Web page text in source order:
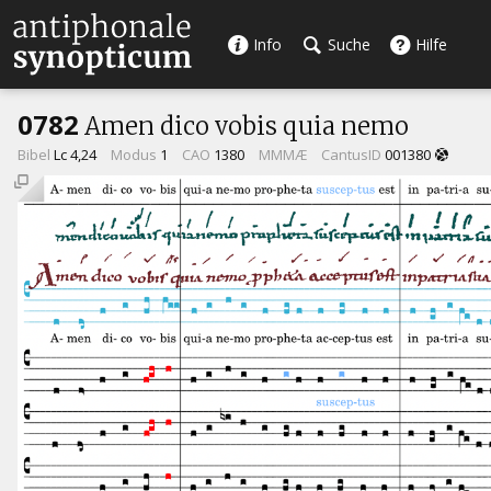
Info Suche Hilfe
0782 Amen dico vobis quia nemo
Bibel Lc 4,24 Modus 1 CAO 1380 MMMÆ CantusID 001380